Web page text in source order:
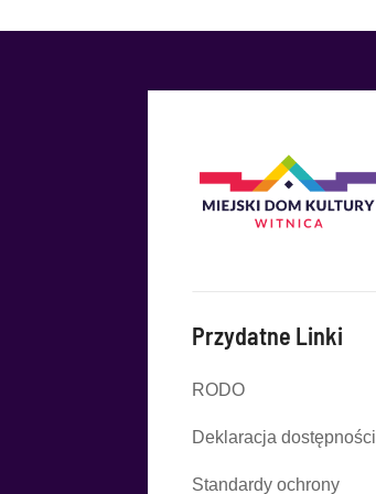
Przydatne Linki
RODO
Deklaracja dostępności
Standardy ochrony